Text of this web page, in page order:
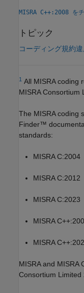
MISRA C++:2008
トピック
コーディング規約
1 All MISRA coding
MISRA Consortium
The MISRA coding
Finder™
standards:
MISRA C:2004
MISRA C:2012
MISRA C:2023
MISRA
MISRA
MISRA and MISRA
Consortium Limited